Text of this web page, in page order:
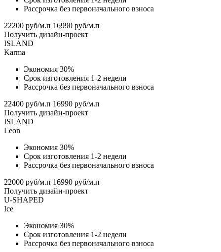
Рассрочка без первоначального взноса
22200 руб/м.п 16990 руб/м.п
Получить дизайн-проект
ISLAND
Karma
Экономия 30%
Срок изготовления 1-2 недели
Рассрочка без первоначального взноса
22400 руб/м.п 16990 руб/м.п
Получить дизайн-проект
ISLAND
Leon
Экономия 30%
Срок изготовления 1-2 недели
Рассрочка без первоначального взноса
22000 руб/м.п 16990 руб/м.п
Получить дизайн-проект
U-SHAPED
Ice
Экономия 30%
Срок изготовления 1-2 недели
Рассрочка без первоначального взноса